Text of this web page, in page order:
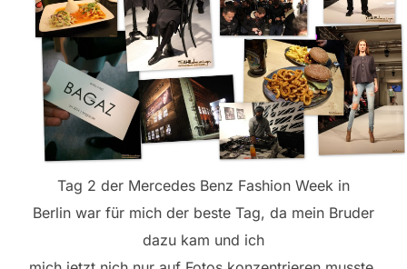
Tag 2 der Mercedes Benz Fashion Week in
Berlin war für mich der beste Tag, da mein Bruder
dazu kam und ich